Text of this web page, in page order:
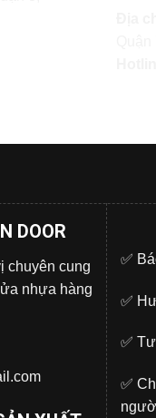
DOOR
chuyên cung
nhựa hàng
✅
✅
✅
✅